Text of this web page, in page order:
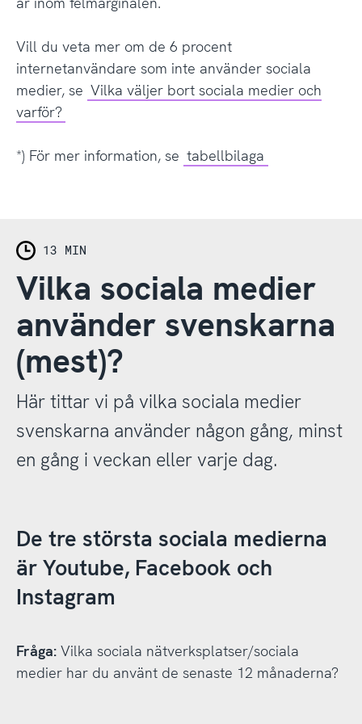
Vill du veta mer om de 6 procent
internetanvändare som inte använder sociala
medier, se Vilka väljer bort sociala medier och
varför?
*) För mer information, se tabellbilaga
13 MIN
Vilka sociala medier
använder svenskarna
(mest)?
Här tittar vi på vilka sociala medier
svenskarna använder någon gång, minst
en gång i veckan eller varje dag.
De tre största sociala medierna
är Youtube, Facebook och
Instagram
Fråga: Vilka sociala nätverksplatser/sociala
medier har du använt de senaste 12 månaderna?